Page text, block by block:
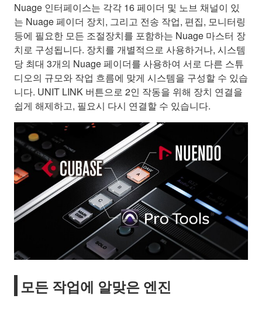
Nuage 인터페이스는 각각 16 페이더 및 노브 채널이 있
는 Nuage 페이더 장치, 그리고 전송 작업, 편집, 모니터링
등에 필요한 모든 조절장치를 포함하는 Nuage 마스터 장
치로 구성됩니다. 장치를 개별적으로 사용하거나, 시스템
당 최대 3개의 Nuage 페이더를 사용하여 서로 다른 스튜
디오의 규모와 작업 흐름에 맞게 시스템을 구성할 수 있습
니다. UNIT LINK 버튼으로 2인 작동을 위해 장치 연결을
쉽게 해제하고, 필요시 다시 연결할 수 있습니다.
모든 작업에 알맞은 엔진